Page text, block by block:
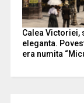
Calea Victoriei,
eleganta.
era numita